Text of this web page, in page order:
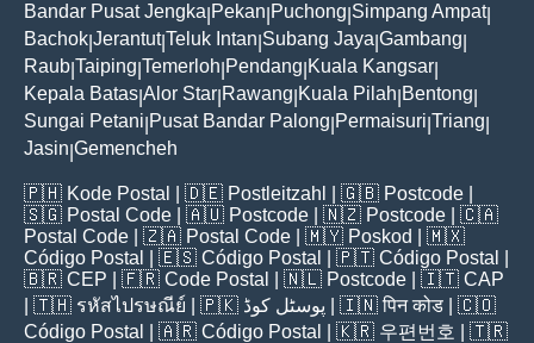
Bandar Pusat Jengka Pekan Puchong Simpang Ampat|
Bachok Jerantut|Teluk Intan Subang Jaya Gambang
Raub Taiping Temerloh Pendang Kuala Kangsar
Kepala Batas Alor Star Rawang Kuala Pilah Bentong
Sungai Petani Pusat Bandar Palong Permaisuri Triang
Jasin Gemencheh
🇵🇭 Kode Postal | 🇩🇪 Postleitzahl | 🇬🇧 Postcode
🇸🇬 Postal Code | 🇦🇺 Postcode | 🇳🇿 Postcode | 🇨🇦
Postal Code | 🇿🇦 Postal Code | 🇲🇾 Poskod
| 🇲🇽
Código Postal
| 🇪🇸 Código Postal | 🇵🇹 Código Postal
🇧🇷 CEP | 🇫🇷 Code Postal | 🇳🇱 Postcode | 🇮🇹 CAP
| 🇹🇭 รหัสไปรษณีย์ | 🇵🇰 پوسٹل کوڈ | 🇮🇳पिन कोड | 🇨🇴
Código Postal
| 🇦🇷 Código Postal | 🇰🇷 우편번호 | 🇹🇷